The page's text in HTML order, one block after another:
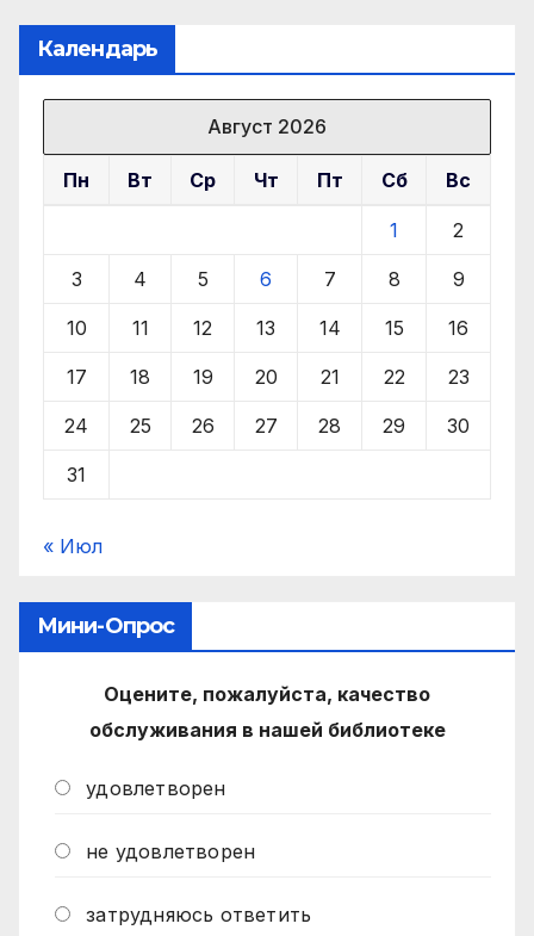
Календарь
Август 2026
Пн Вт Ср Чт Пт Сб Вс
1 2
3 4 5 6 7 8 9
10 11 12 13 14 15 16
17 18 19 20 21 22 23
24 25 26 27 28 29 30
31
« Июл
Мини-Опрос
Оцените, пожалуйста, качество
обслуживания в нашей библиотеке
удовлетворен
не удовлетворен
затрудняюсь ответить